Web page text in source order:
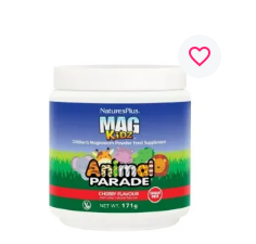
favorite_border